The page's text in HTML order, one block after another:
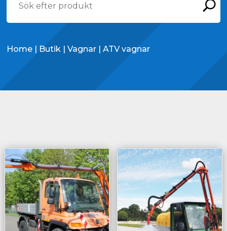
Home | Butik |Vagnar | ATV vagnar